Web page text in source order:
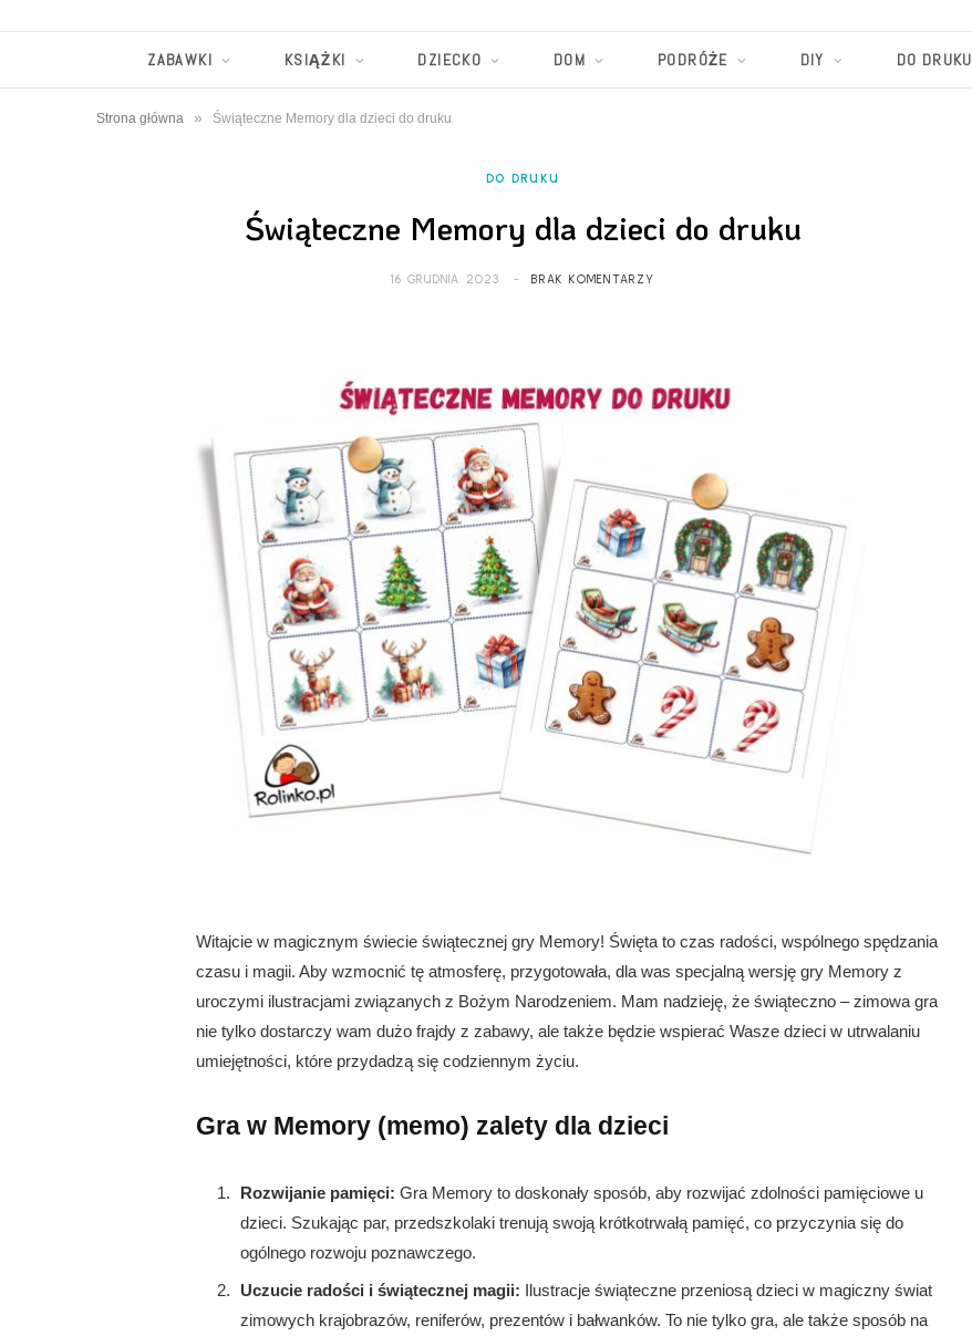
ZABAWKI KSIĄŻKI DZIECKO DOM PODRÓŻE DIY DO DRUKU
Strona główna » Świąteczne Memory dla dzieci do druku
DO DRUKU
Świąteczne Memory dla dzieci do druku
16 GRUDNIA 2023 BRAK KOMENTARZY
Witajcie w magicznym świecie świątecznej gry Memory! Święta to czas radości, wspólnego spędzania
czasu i magii. Aby wzmocnić tę atmosferę, przygotowała, dla was specjalną wersję gry Memory z
uroczymi ilustracjami związanych z Bożym Narodzeniem. Mam nadzieję, że świąteczno – zimowa gra
nie tylko dostarczy wam dużo frajdy z zabawy, ale także będzie wspierać Wasze dzieci w utrwalaniu
umiejętności, które przydadzą się codziennym życiu.
Gra w Memory (memo) zalety dla dzieci
Rozwijanie pamięci: Gra Memory to doskonały sposób, aby rozwijać zdolności pamięciowe u
dzieci. Szukając par, przedszkolaki trenują swoją krótkotrwałą pamięć, co przyczynia się do
ogólnego rozwoju poznawczego.
Uczucie radości i świątecznej magii: Ilustracje świąteczne przeniosą dzieci w magiczny świat
zimowych krajobrazów, reniferów, prezentów i bałwanków. To nie tylko gra, ale także sposób na